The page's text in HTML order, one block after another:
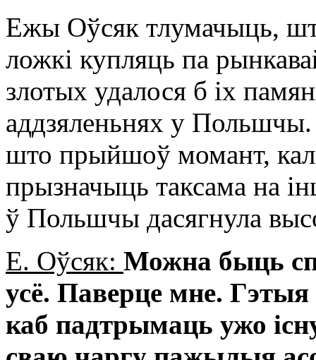
Ежы Оўсяк тлумачыць,
ложкі купляць па
злотых удалося б іх
аддзяленьнях у Польшчы.
што прыйшоў момант,
прызначыць таксама на
ў Польшчы дасягнула
Е. Оўсяк: Можна быць
усё. Паверце мне.
каб падтрымаць ужо